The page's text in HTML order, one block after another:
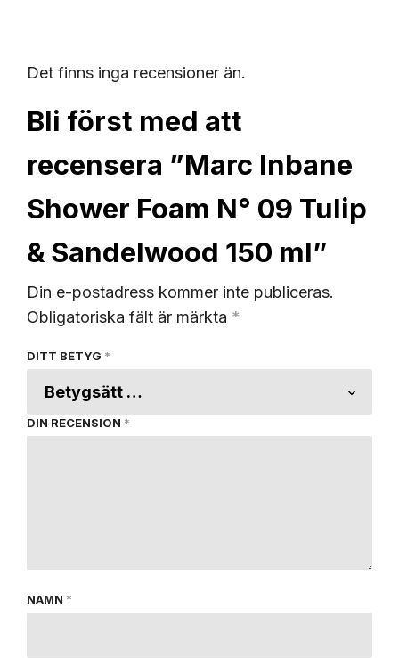
Det finns inga recensioner än.
Bli först med att
recensera ”Marc Inbane
Shower Foam N° 09 Tulip
& Sandelwood 150 ml”
Din e-postadress kommer inte publiceras.
Obligatoriska fält är märkta *
DITT BETYG *
DIN RECENSION *
NAMN *